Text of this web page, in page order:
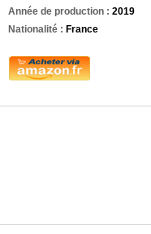
Année de production : 2019
Nationalité : France